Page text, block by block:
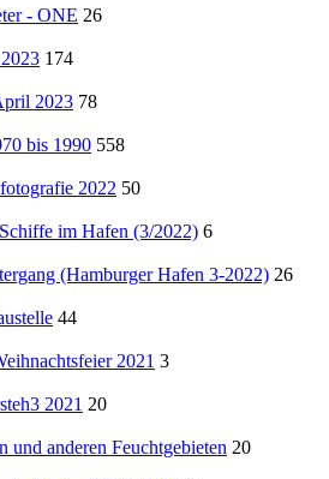
- ONE 26
174
2023 78
bis 1990 558
2022 50
im Hafen (3/2022) 6
(Hamburger Hafen 3-2022) 26
44
2021 3
2021 20
und anderen Feuchtgebieten 20